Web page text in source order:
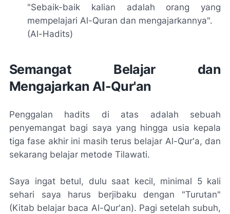
"Sebaik-baik kalian adalah orang yang
mempelajari Al-Quran dan mengajarkannya".
(Al-Hadits)
Semangat Belajar dan
Mengajarkan Al-Qur'an
Penggalan hadits di atas adalah sebuah
penyemangat bagi saya yang hingga usia kepala
tiga fase akhir ini masih terus belajar Al-Qur'a, dan
sekarang belajar metode Tilawati.
Saya ingat betul, dulu saat kecil, minimal 5 kali
sehari saya harus berjibaku dengan "Turutan"
(Kitab belajar baca Al-Qur'an). Pagi setelah subuh,